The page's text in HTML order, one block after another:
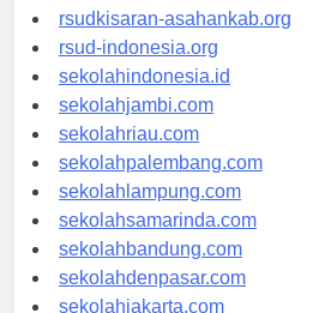
rsud-natunakab.org
rsudkisaran-asahankab.org
rsud-indonesia.org
sekolahindonesia.id
sekolahjambi.com
sekolahriau.com
sekolahpalembang.com
sekolahlampung.com
sekolahsamarinda.com
sekolahbandung.com
sekolahdenpasar.com